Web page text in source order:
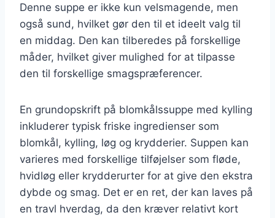
Denne suppe er ikke kun velsmagende, men
også sund, hvilket gør den til et ideelt valg til
en middag. Den kan tilberedes på forskellige
måder, hvilket giver mulighed for at tilpasse
den til forskellige smagspræferencer.
En grundopskrift på blomkålssuppe med kylling
inkluderer typisk friske ingredienser som
blomkål, kylling, løg og krydderier. Suppen kan
varieres med forskellige tilføjelser som fløde,
hvidløg eller krydderurter for at give den ekstra
dybde og smag. Det er en ret, der kan laves på
en travl hverdag, da den kræver relativt kort